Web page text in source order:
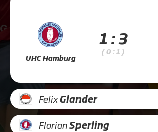
UHC Hamburg
1 : 3
( 0 : 1 )
FelixGlander
FlorianSperling